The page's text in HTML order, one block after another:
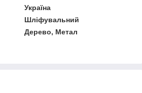
Україна
Шліфувальний
Дерево, Метал